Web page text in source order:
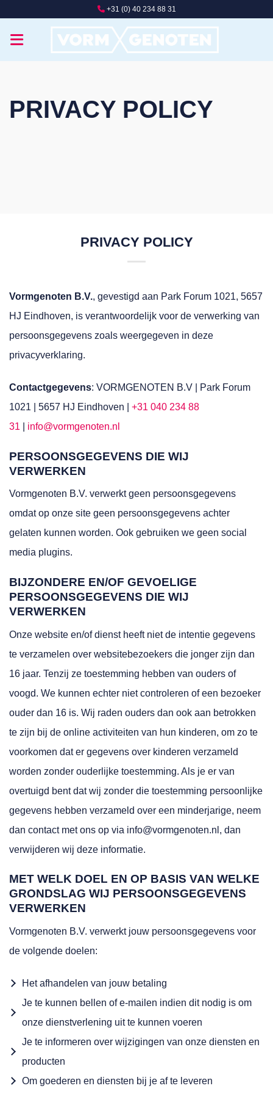
inhoud
+31 (0) 40 234 88 31
PRIVACY POLICY
PRIVACY POLICY
Vormgenoten B.V., gevestigd aan Park Forum 1021, 5657
HJ Eindhoven, is verantwoordelijk voor de verwerking van
persoonsgegevens zoals weergegeven in deze
privacyverklaring.
Contactgegevens: VORMGENOTEN B.V | Park Forum
1021 | 5657 HJ Eindhoven | +31 040 234 88
31
info@vormgenoten.nl
PERSOONSGEGEVENS DIE WIJ
VERWERKEN
Vormgenoten B.V. verwerkt geen persoonsgegevens
omdat op onze site geen persoonsgegevens achter
gelaten kunnen worden. Ook gebruiken we geen social
media plugins.
BIJZONDERE EN/OF GEVOELIGE
PERSOONSGEGEVENS DIE WIJ
VERWERKEN
Onze website en/of dienst heeft niet de intentie gegevens
te verzamelen over websitebezoekers die jonger zijn dan
16 jaar. Tenzij ze toestemming hebben van ouders of
voogd. We kunnen echter niet controleren of een bezoeker
ouder dan 16 is. Wij raden ouders dan ook aan betrokken
te zijn bij de online activiteiten van hun kinderen, om zo te
voorkomen dat er gegevens over kinderen verzameld
worden zonder ouderlijke toestemming. Als je er van
overtuigd bent dat wij zonder die toestemming persoonlijke
gegevens hebben verzameld over een minderjarige, neem
dan contact met ons op via info@vormgenoten.nl, dan
verwijderen wij deze informatie.
MET WELK DOEL EN OP BASIS VAN WELKE
GRONDSLAG WIJ PERSOONSGEGEVENS
VERWERKEN
Vormgenoten B.V. verwerkt jouw persoonsgegevens voor
de volgende doelen:
Het afhandelen van jouw betaling
Je te kunnen bellen of e-mailen indien dit nodig is om
onze dienstverlening uit te kunnen voeren
Je te informeren over wijzigingen van onze diensten en
producten
Om goederen en diensten bij je af te leveren